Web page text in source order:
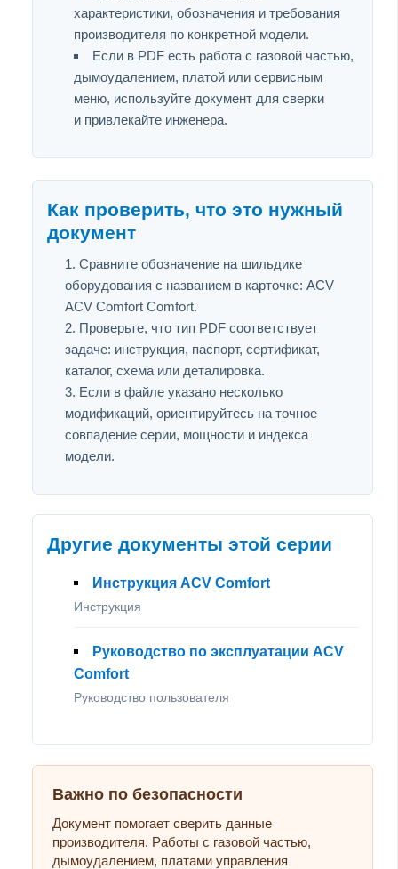
характеристики, обозначения и требования
производителя по конкретной модели.
Если в PDF есть работа с газовой частью,
дымоудалением, платой или сервисным
меню, используйте документ для сверки
и привлекайте инженера.
Как проверить, что это нужный
документ
Сравните обозначение на шильдике
оборудования с названием в карточке: ACV
ACV Comfort Comfort.
Проверьте, что тип PDF соответствует
задаче: инструкция, паспорт, сертификат,
каталог, схема или деталировка.
Если в файле указано несколько
модификаций, ориентируйтесь на точное
совпадение серии, мощности и индекса
модели.
Другие документы этой серии
Инструкция ACV Comfort
Инструкция
Руководство по эксплуатации ACV
Comfort
Руководство пользователя
Важно по безопасности
Документ помогает сверить данные
производителя. Работы с газовой частью,
дымоудалением, платами управления